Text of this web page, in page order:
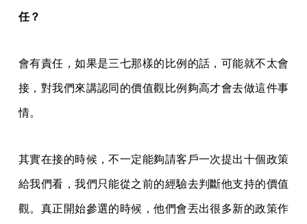
任？
會有責任，如果是三七那樣的比例的話，可能就不太會
接，對我們來講認同的價值觀比例夠高才會去做這件事
情。
其實在接的時候，不一定能夠請客戶一次提出十個政策
給我們看，我們只能從之前的經驗去判斷他支持的價值
觀。真正開始參選的時候，他們會丟出很多新的政策作